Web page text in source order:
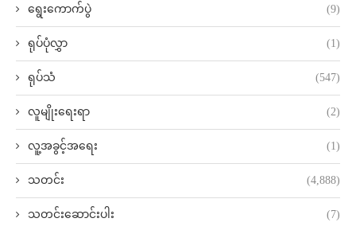
ရွေးကောက်ပွဲ (9)
ရုပ်ပုံလွှာ (1)
ရုပ်သံ (547)
လူမျိုးရေးရာ (2)
လူ့အခွင့်အရေး (1)
သတင်း (4,888)
သတင်းဆောင်းပါး (7)